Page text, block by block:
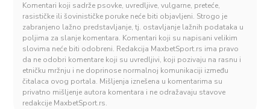
Komentari koji sadrže psovke, uvredljive, vulgarne, preteće,
rasističke ili šovinističke poruke neće biti objavljeni. Strogo je
zabranjeno lažno predstavljanje, tj. ostavljanje lažnih podataka u
poljima za slanje komentara. Komentari koji su napisani velikim
slovima neće biti odobreni. Redakcija MaxbetSport.rs ima pravo
da ne odobri komentare koji su uvredljivi, koji pozivaju na rasnu i
etničku mržnju i ne doprinose normalnoj komunikaciji između
čitalaca ovog portala. Mišljenja iznešena u komentarima su
privatno mišljenje autora komentara i ne odražavaju stavove
redakcije MaxbetSport.rs.